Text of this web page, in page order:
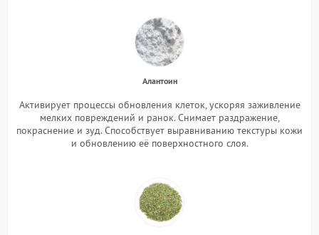
Алантоин
Активирует процессы обновления клеток, ускоряя заживление
мелких повреждений и ранок. Снимает раздражение,
покраснение и зуд. Способствует выравниванию текстуры кожи
и обновлению её поверхностного слоя.